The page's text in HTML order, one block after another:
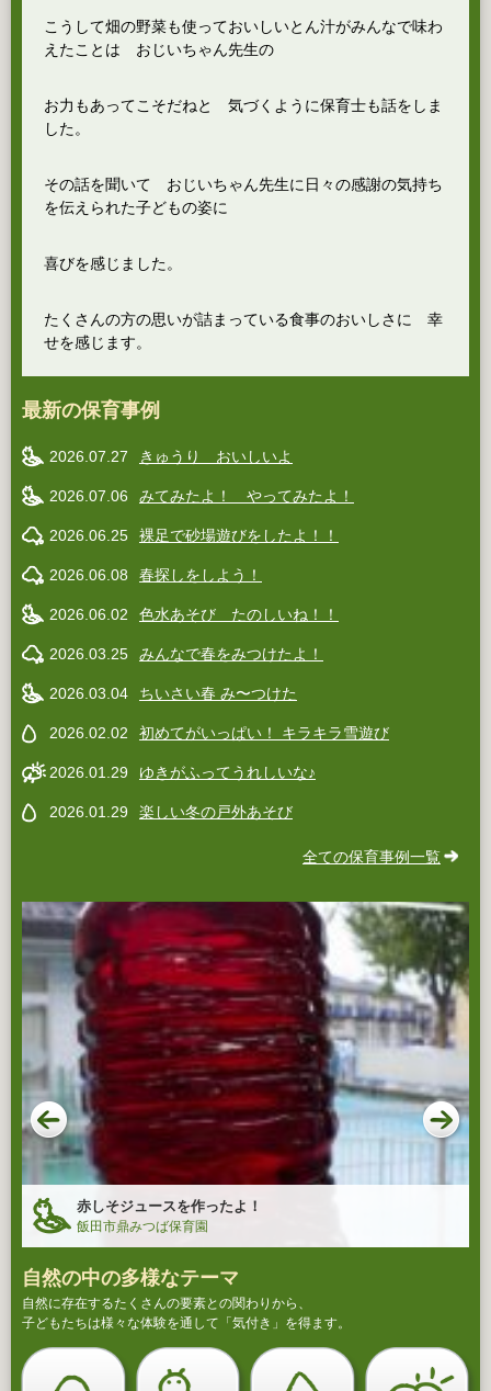
こうして畑の野菜も使っておいしいとん汁がみんなで味わ
えたことは おじいちゃん先生の
お力もあってこそだねと 気づくように保育士も話をしま
した。
その話を聞いて おじいちゃん先生に日々の感謝の気持ち
を伝えられた子どもの姿に
喜びを感じました。
たくさんの方の思いが詰まっている食事のおいしさに 幸
せを感じます。
最新の保育事例
2026.07.27 きゅうり おいしいよ
2026.07.06 みてみたよ！ やってみたよ！
2026.06.25 裸足で砂場遊びをしたよ！！
2026.06.08 春探しをしよう！
2026.06.02 色水あそび たのしいね！！
2026.03.25 みんなで春をみつけたよ！
2026.03.04 ちいさい春 み〜つけた
2026.02.02 初めてがいっぱい！ キラキラ雪遊び
2026.01.29 ゆきがふってうれしいな♪
2026.01.29 楽しい冬の戸外あそび
全ての保育事例一覧
赤しそジュースを作ったよ！
飯田市鼎みつば保育園
自然の中の多様なテーマ
自然に存在するたくさんの要素との関わりから、
子どもたちは様々な体験を通して「気付き」を得ます。